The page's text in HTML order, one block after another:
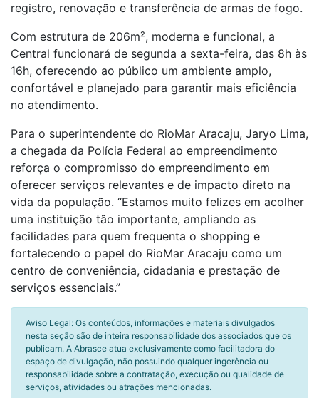
registro, renovação e transferência de armas de fogo.
Com estrutura de 206m², moderna e funcional, a
Central funcionará de segunda a sexta-feira, das 8h às
16h, oferecendo ao público um ambiente amplo,
confortável e planejado para garantir mais eficiência
no atendimento.
Para o superintendente do RioMar Aracaju, Jaryo Lima,
a chegada da Polícia Federal ao empreendimento
reforça o compromisso do empreendimento em
oferecer serviços relevantes e de impacto direto na
vida da população. “Estamos muito felizes em acolher
uma instituição tão importante, ampliando as
facilidades para quem frequenta o shopping e
fortalecendo o papel do RioMar Aracaju como um
centro de conveniência, cidadania e prestação de
serviços essenciais.”
Aviso Legal: Os conteúdos, informações e materiais divulgados
nesta seção são de inteira responsabilidade dos associados que os
publicam. A Abrasce atua exclusivamente como facilitadora do
espaço de divulgação, não possuindo qualquer ingerência ou
responsabilidade sobre a contratação, execução ou qualidade de
serviços, atividades ou atrações mencionadas.